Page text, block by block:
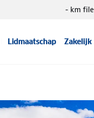
Lidmaatschap Zakelijk
- km file